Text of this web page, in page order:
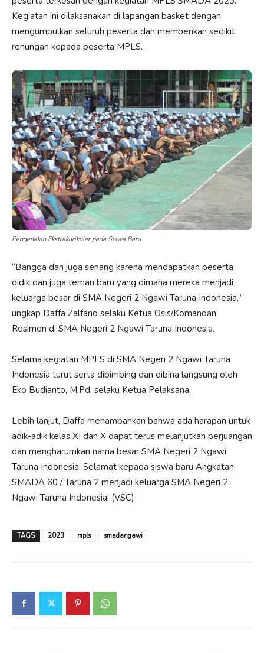
Kegiatan ini dilaksanakan di lapangan basket dengan
mengumpulkan seluruh peserta dan memberikan sedikit
renungan kepada peserta MPLS.
Pengenalan Ekstrakurikuler pada Siswa Baru
“Bangga dan juga senang karena mendapatkan peserta
didik dan juga teman baru yang dimana mereka menjadi
keluarga besar di SMA Negeri 2 Ngawi Taruna Indonesia,”
ungkap Daffa Zalfano selaku Ketua Osis/Komandan
Resimen di SMA Negeri 2 Ngawi Taruna Indonesia.
Selama kegiatan MPLS di SMA Negeri 2 Ngawi Taruna
Indonesia turut serta dibimbing dan dibina langsung oleh
Eko Budianto, M.Pd. selaku Ketua Pelaksana.
Lebih lanjut, Daffa menambahkan bahwa ada harapan untuk
adik-adik kelas XI dan X dapat terus melanjutkan perjuangan
dan mengharumkan nama besar SMA Negeri 2 Ngawi
Taruna Indonesia. Selamat kepada siswa baru Angkatan
SMADA 60 / Taruna 2 menjadi keluarga SMA Negeri 2
Ngawi Taruna Indonesia! (VSC)
TAGS 2023 mpls smadangawi